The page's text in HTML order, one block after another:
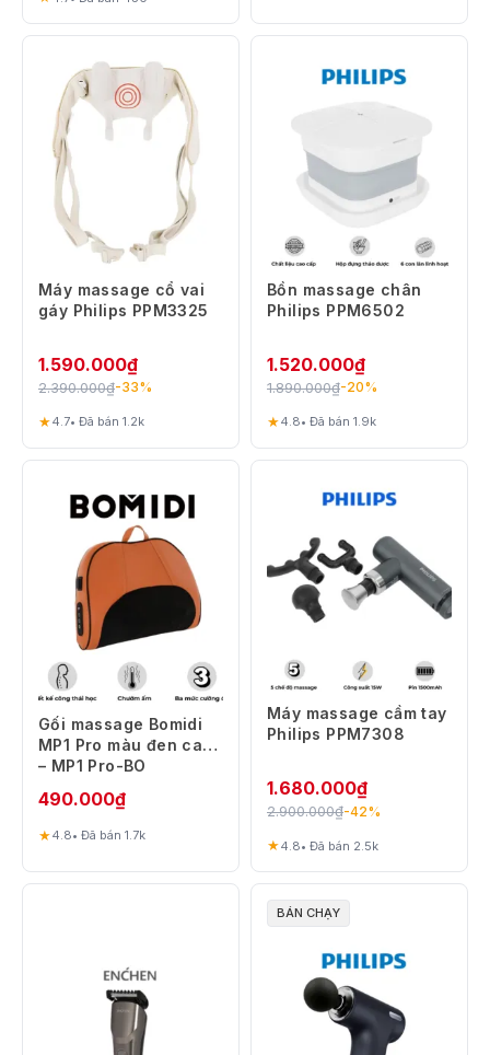
Máy massage cổ vai
gáy Philips PPM3325
1.590.000₫
2.390.000₫-33%
★4.7• Đã bán 1.2k
Bồn massage chân
Philips PPM6502
1.520.000₫
1.890.000₫-20%
★4.8• Đã bán 1.9k
Gối massage Bomidi
MP1 Pro màu đen cam
– MP1 Pro-BO
490.000₫
★4.8• Đã bán 1.7k
Máy massage cầm tay
Philips PPM7308
1.680.000₫
2.900.000₫-42%
★4.8• Đã bán 2.5k
BÁN CHẠY